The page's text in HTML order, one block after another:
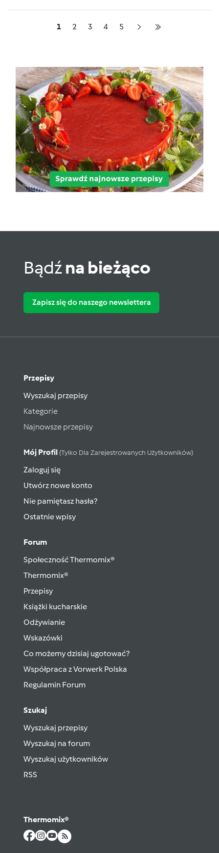
1 2 3 4 5
Bądźna bieżąco
Zapisz się do naszego newslettera
Przepisy
Wyszukaj przepisy
Kategorie
Najnowsze przepisy
Mój Profil (tylko Dla Zarejestrowanych Użytkowników)
Zaloguj się
Utwórz nowe konto
Nie pamiętasz hasła?
Ostatnie wpisy
Forum
Społeczność Thermomix®
Thermomix®
Przepisy
Książki kucharskie
Odżywianie
Wskazówki
Co możemy dzisiaj ugotować?
Współpraca z Vorwerk Polska
Regulamin Forum
Szukaj
Wyszukaj przepisy
Wyszukaj na forum
Wyszukaj użytkowników
RSS
Thermomix®